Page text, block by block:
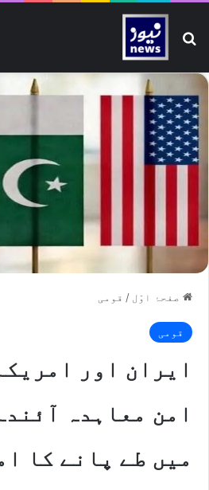
تلاش کیجیے
صفحۂ اوّل / قومی
قومی
ایران اور
میں طے پانے کا